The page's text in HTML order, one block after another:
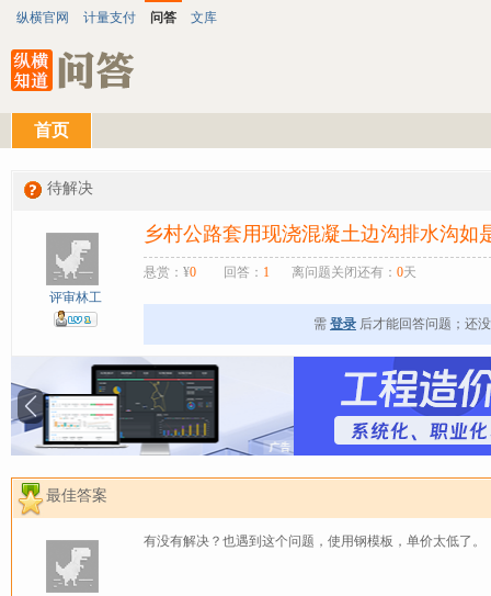
纵横官网 计量支付 问答 文库
首页
待解决
评审林工
乡村公路套用现浇混凝土边沟排水沟如
悬赏：¥0 回答： 1 离问题关闭还有： 0天
需 登录 后才能回答问题；还
最佳答案
有没有解决？也遇到这个问题，使用钢模板，单价太低了。